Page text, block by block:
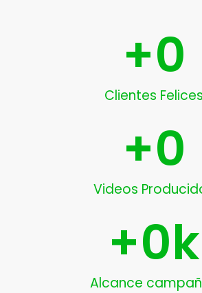
Clientes Felices
+0
Videos
+0
Alcance
+0k